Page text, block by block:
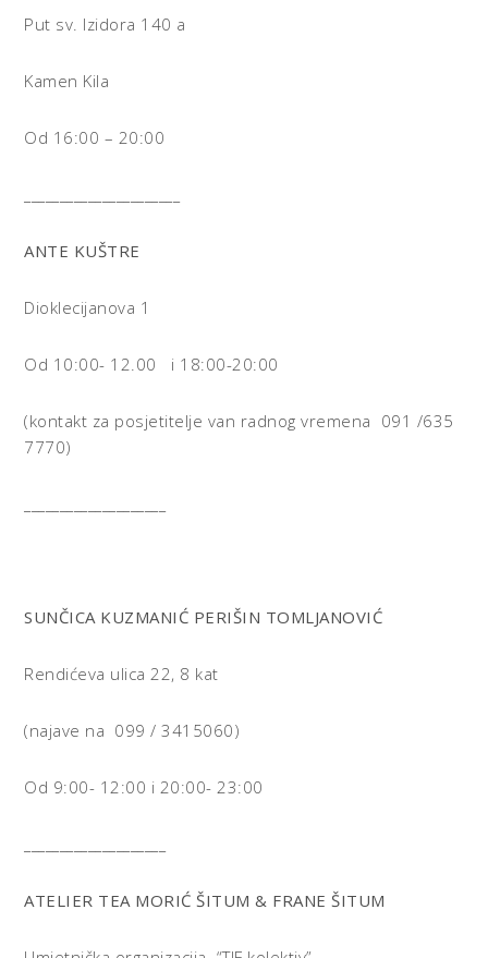
Put sv. Izidora 140 a
Kamen Kila
Od 16:00 – 20:00
ANTE KUŠTRE
Dioklecijanova 1
Od 10:00- 12.00 i 18:00-20:00
(kontakt za posjetitelje van radnog vremena 091 /635
7770)
SUNČICA KUZMANIĆ PERIŠIN TOMLJANOVIĆ
Rendićeva ulica 22, 8 kat
(najave na 099 / 3415060)
Od 9:00- 12:00 i 20:00- 23:00
ATELIER TEA MORIĆ ŠITUM & FRANE ŠITUM